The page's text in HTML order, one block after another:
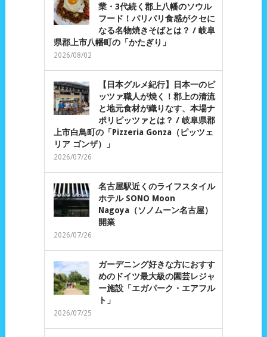
業・3代続く郡上八幡のソウル
フード！パリパリ食感がクセに
なる名物焼きそばとは？ / 岐阜
県郡上市八幡町の「かたぎり」
2026/08/02
【日本グルメ紀行】日本一のピ
ッツァ職人が焼く！郡上の清流
と地元食材が織りなす、本場ナ
ポリピッツァとは？ / 岐阜県郡
上市白鳥町の「Pizzeria Gonza（ピッツェ
リア ゴンザ）」
2026/07/26
名古屋駅近くのライフスタイル
ホテル SONO Moon
Nagoya（ソノムーン名古屋）
開業
2026/07/26
ガーデニング好きな方におすす
めのドイツ最大級の園芸レジャ
ー施設「エガパーク・エアフル
ト」
2026/07/25